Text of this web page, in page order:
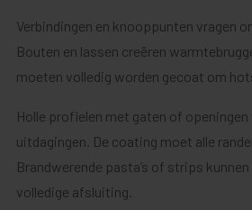
Verbindingen en knooppunten vragen
Bouten en lassen creëren
moeten volledig worden gecoat om
Holle profielen met gaten of
uitdagingen. De coating moet alle
Brandwerende pasta’s of strips
volledige afsluiting.